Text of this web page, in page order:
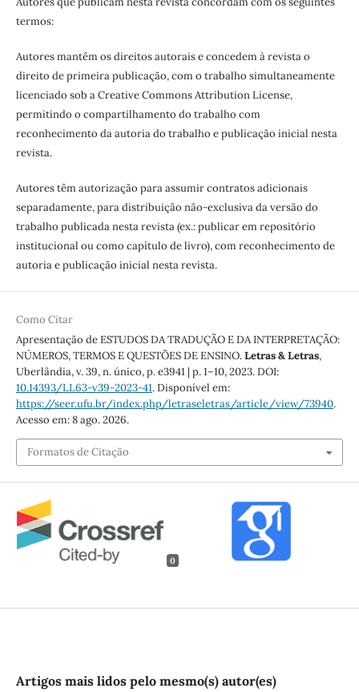
termos:
Autores mantêm os direitos autorais e concedem à revista o
direito de primeira publicação, com o trabalho simultaneamente
licenciado sob a Creative Commons Attribution License,
permitindo o compartilhamento do trabalho com
reconhecimento da autoria do trabalho e publicação inicial nesta
revista.
Autores têm autorização para assumir contratos adicionais
separadamente, para distribuição não-exclusiva da versão do
trabalho publicada nesta revista (ex.: publicar em repositório
institucional ou como capítulo de livro), com reconhecimento de
autoria e publicação inicial nesta revista.
Como Citar
Apresentação de ESTUDOS DA TRADUÇÃO E DA INTERPRETAÇÃO:
NÚMEROS, TERMOS E QUESTÕES DE ENSINO.Letras & Letras,
Uberlândia, v. 39, n. único, p. e3941 | p. 1–10, 2023. DOI:
10.14393/LL63-v39-2023-41. Disponível em:
https://seer.ufu.br/index.php/letraseletras/article/view/73940.
Acesso em: 8 ago. 2026.
Formatos de Citação
0
Artigos mais lidos pelo mesmo(s) autor(es)